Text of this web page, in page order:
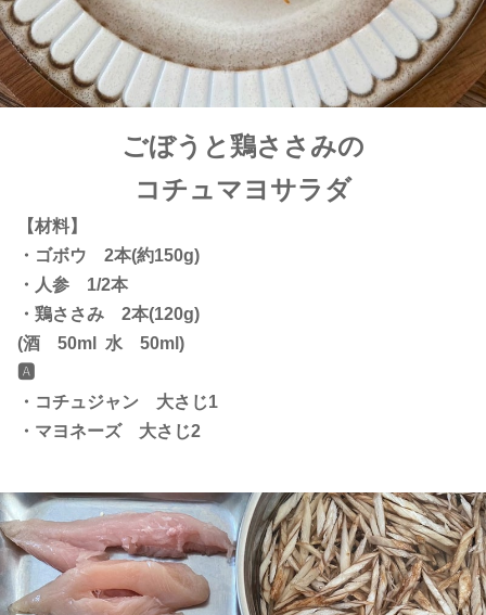
ごぼうと鶏ささみの
コチュマヨサラダ
【材料】
・ゴボウ 2本(約150g)
・人参 1/2本
・鶏ささみ 2本(120g)
(酒 50ml 水 50ml)
🅰️
・コチュジャン 大さじ1
・マヨネーズ 大さじ2